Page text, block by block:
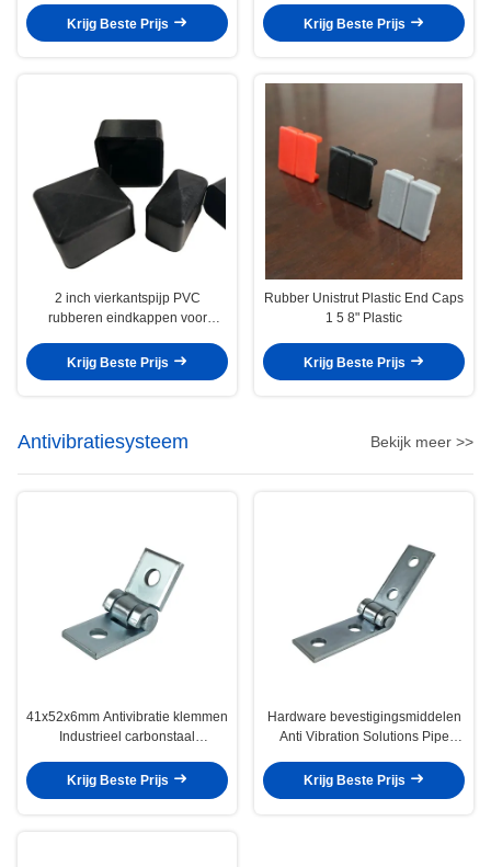
Krijg Beste Prijs
Krijg Beste Prijs
2 inch vierkantspijp PVC
rubberen eindkappen voor
strutkanaal
Krijg Beste Prijs
Rubber Unistrut Plastic End Caps
1 5 8" Plastic
Krijg Beste Prijs
Antivibratiesysteem Bekijk meer >>
41x52x6mm Antivibratie klemmen
Industrieel carbonstaal
Krijg Beste Prijs
Hardware bevestigingsmiddelen
Anti Vibration Solutions Pipe
Krijg Beste Prijs